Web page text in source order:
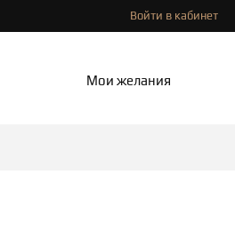
Войти в кабинет
Мои желания